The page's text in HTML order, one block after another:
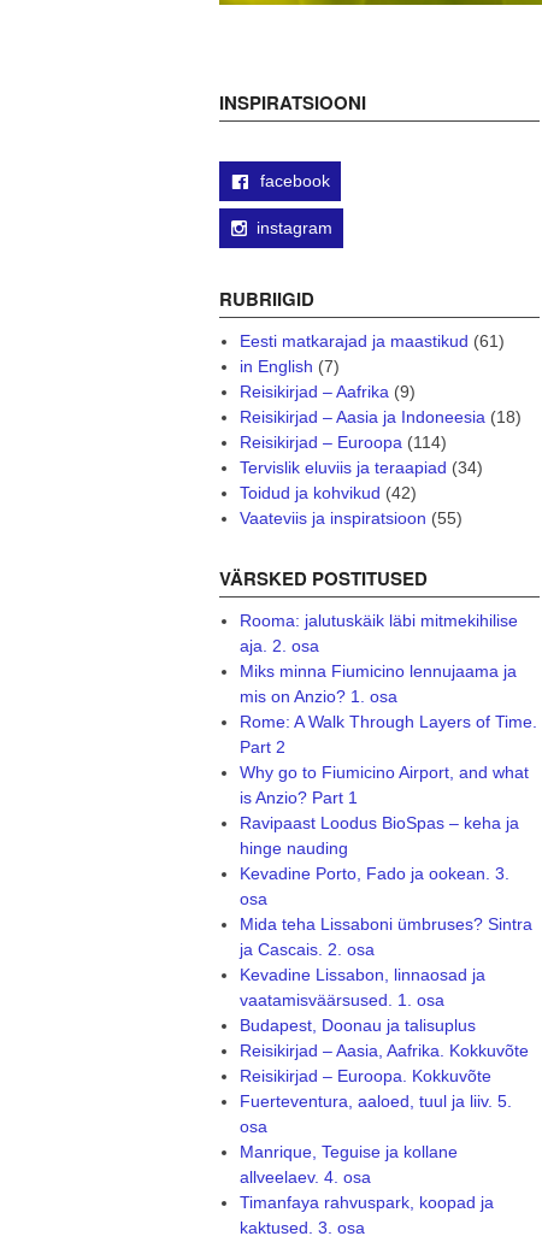
INSPIRATSIOONI
facebook
instagram
RUBRIIGID
Eesti matkarajad ja maastikud (61)
in English (7)
Reisikirjad – Aafrika(9)
Reisikirjad – Aasia ja Indoneesia(18)
Reisikirjad – Euroopa(114)
Tervislik eluviis ja teraapiad (34)
Toidud ja kohvikud (42)
Vaateviis ja inspiratsioon (55)
VÄRSKED POSTITUSED
Rooma: jalutuskäik läbi mitmekihilise
aja. 2. osa
Miks minna Fiumicino lennujaama ja
mis on Anzio? 1. osa
Rome: A Walk Through Layers of Time.
Part 2
Why go to Fiumicino Airport, and what
is Anzio? Part 1
Ravipaast Loodus BioSpas – keha ja
hinge nauding
Kevadine Porto, Fado ja ookean. 3.
osa
Mida teha Lissaboni ümbruses? Sintra
ja Cascais. 2. osa
Kevadine Lissabon, linnaosad ja
vaatamisväärsused. 1. osa
Budapest, Doonau ja talisuplus
Reisikirjad – Aasia, Aafrika. Kokkuvõte
Reisikirjad – Euroopa. Kokkuvõte
Fuerteventura, aaloed, tuul ja liiv. 5.
osa
Manrique, Teguise ja kollane
allveelaev. 4. osa
Timanfaya rahvuspark, koopad ja
kaktused. 3. osa